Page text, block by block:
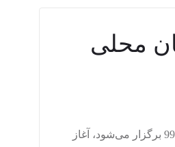
محلی
از امروز نام‌نویسی برای گردهمایی سالانه‌ی راهنمایان محلی گوگل در کالیفرنیا که در مهر 99 برگزار می‌شود، آغاز